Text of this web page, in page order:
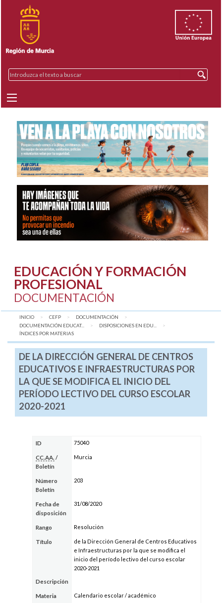
EDUCACIÓN Y FORMACIÓN
PROFESIONAL
DOCUMENTACIÓN
INICIO CEFP
DOCUMENTACIÓN
DOCUMENTACIÓN EDUCAT...
DISPOSICIONES EN EDU...
AQUÍ:
ÍNDICES POR MATERIAS
DE LA DIRECCIÓN GENERAL DE CENTROS
EDUCATIVOS E INFRAESTRUCTURAS POR
LA QUE SE MODIFICA EL INICIO DEL
PERÍODO LECTIVO DEL CURSO ESCOLAR
2020-2021
ID 75040
CC.AA. /
Boletín
Murcia
Número
Boletín
203
Fecha de
disposición
31/08/2020
Rango Resolución
Título
de la Dirección General de Centros Educativos
e Infraestructuras por la que se modifica el
inicio del período lectivo del curso escolar
2020-2021
Descripción
Materia Calendario escolar / académico